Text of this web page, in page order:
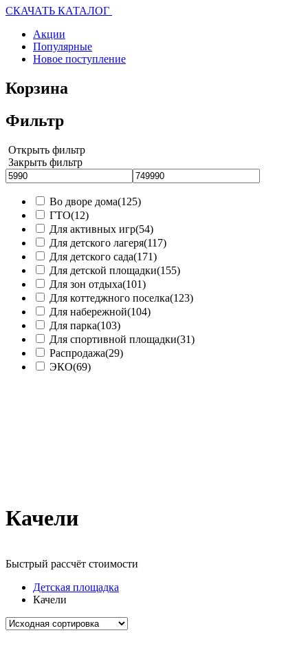
СКАЧАТЬ КАТАЛОГ
Акции
Популярные
Новое поступление
Корзина
Фильтр
Открыть фильтр
Закрыть фильтр
Во дворе дома(125)
ГТО(12)
Для активных игр(54)
Для детского лагеря(117)
Для детского сада(171)
Для детской площадки(155)
Для зон отдыха(101)
Для коттеджного поселка(123)
Для набережной(104)
Для парка(103)
Для спортивной площадки(31)
Распродажа(29)
ЭКО(69)
Качели
Быстрый рассчёт стоимости
Детская площадка
Качели